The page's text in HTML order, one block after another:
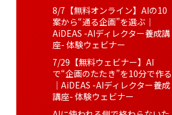
8/7【無料オンライン】AIの10
案から“通る企画”を選ぶ｜
AiDEAS -AIディレクター養成講
座- 体験ウェビナー
7/29【無料ウェビナー】AI
で“企画のたたき”を10分で作る
｜AiDEAS -AIディレクター養成
講座- 体験ウェビナー